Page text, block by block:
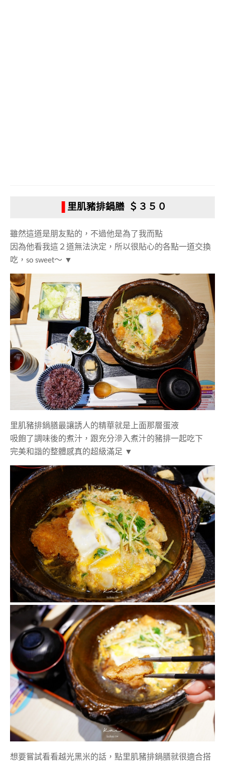
里肌豬排鍋膳 ＄３５０
雖然這道是朋友點的，不過他是為了我而點
因為他看我這２道無法決定，所以很貼心的各點一道交換
吃，so sweet～ ▼
里肌豬排鍋膳最讓誘人的精華就是上面那層蛋液
吸飽了調味後的煮汁，跟充分滲入煮汁的豬排一起吃下
完美和諧的整體感真的超級滿足 ▼
想要嘗試看看越光黑米的話，點里肌豬排鍋膳就很適合搭